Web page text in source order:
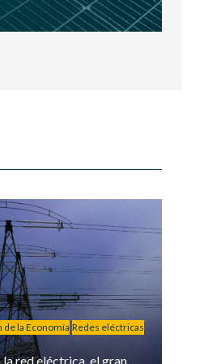
la Economía Redes eléctricas
la red eléctrica, el gran